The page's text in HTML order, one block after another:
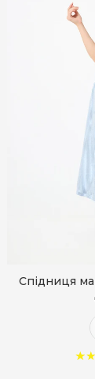
Спідниця